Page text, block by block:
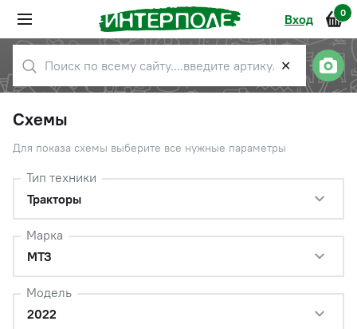
Вход 0
✕
Схемы
Для показа схемы выберите все нужные параметры
Тип техники
Тракторы
Марка
МТЗ
Модель
2022